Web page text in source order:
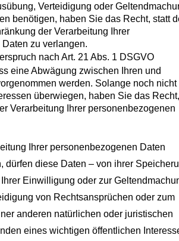
Verteidigung oder
benötigen, haben Sie das Recht, statt
der Verarbeitung Ihrer
zu verlangen.
nach Art. 21 Abs. 1 DSGVO
eine Abwägung zwischen Ihren und
werden. Solange noch nicht
überwiegen, haben Sie das Recht,
Verarbeitung Ihrer personenbezogenen
Ihrer personenbezogenen Daten
dürfen diese Daten – von ihrer
Einwilligung oder zur
von Rechtsansprüchen oder zum
anderen natürlichen oder juristischen
eines wichtigen öffentlichen